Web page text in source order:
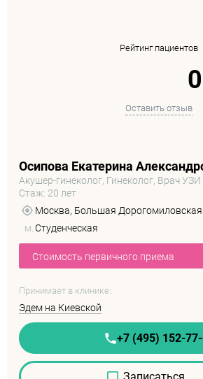
Рейтинг пациентов
0
Оставить отзыв
Осипова Екатерина
Акушер-гинеколог, Гинеколог, Врач УЗИ
Стаж: 20 лет
Москва, Большая Дорогомиловская
м. Студенческая
Стоимость первичного приема
Принимает в клинике:
Эдем на Киевской
+7 (495) 152-